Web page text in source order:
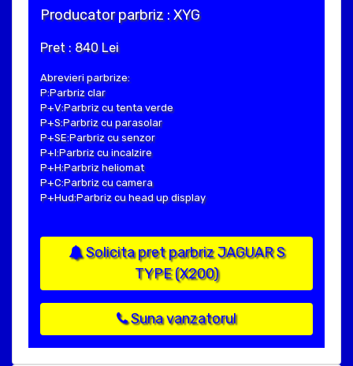
Producator parbriz : XYG
Pret : 840 Lei
Abrevieri parbrize:
P:Parbriz clar
P+V:Parbriz cu tenta verde
P+S:Parbriz cu parasolar
P+SE:Parbriz cu senzor
P+I:Parbriz cu incalzire
P+H:Parbriz heliomat
P+C:Parbriz cu camera
P+Hud:Parbriz cu head up display
Solicita pret parbriz JAGUAR S
TYPE (X200)
Suna vanzatorul